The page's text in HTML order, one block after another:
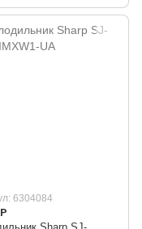
6304084